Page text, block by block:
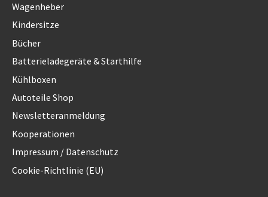
Wagenheber
Kindersitze
Bücher
Batterieladegeräte & Starthilfe
Kühlboxen
Autoteile Shop
Newsletteranmeldung
Kooperationen
Impressum / Datenschutz
Cookie-Richtlinie (EU)